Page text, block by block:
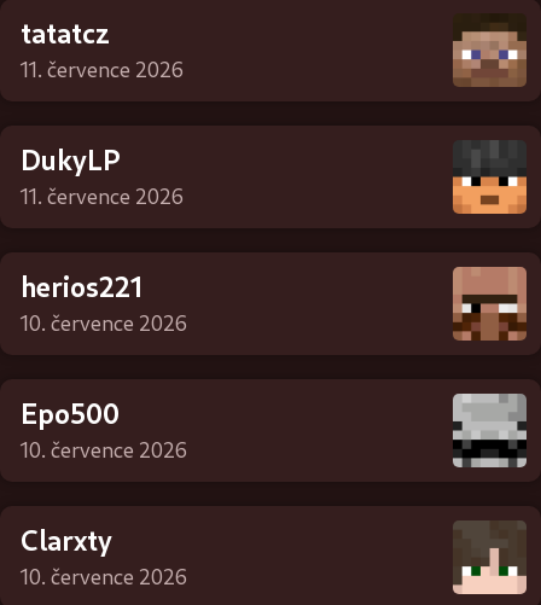
tatatcz
11. července 2026
DukyLP
11. července 2026
herios221
10. července 2026
Epo500
10. července 2026
Clarxty
10. července 2026